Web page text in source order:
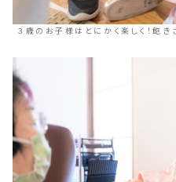
３歳のお子様はとにかく楽しく！飽